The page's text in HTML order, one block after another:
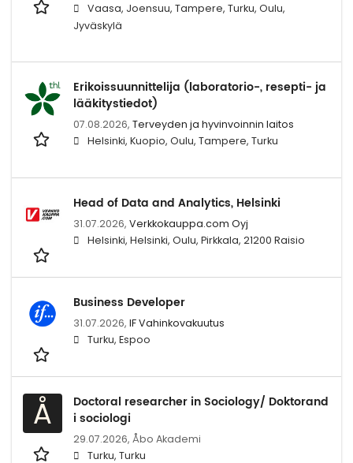
Vaasa, Joensuu, Tampere, Turku, Oulu,
Jyväskylä
Erikoissuunnittelija (laboratorio-, resepti- ja
lääkitystiedot)
07.08.2026, Terveyden ja hyvinvoinnin laitos
Helsinki, Kuopio, Oulu, Tampere, Turku
Head of Data and Analytics, Helsinki
31.07.2026, Verkkokauppa.com Oyj
Helsinki, Helsinki, Oulu, Pirkkala, 21200 Raisio
Business Developer
31.07.2026, IF Vahinkovakuutus
Turku, Espoo
Å
Doctoral researcher in Sociology/ Doktorand
i sociologi
29.07.2026, Åbo Akademi
Turku, Turku